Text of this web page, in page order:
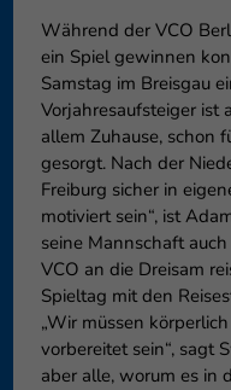
Während der VCO
ein Spiel gewinnen
Samstag im Breisgau
Vorjahresaufsteiger ist
allem Zuhause, schon
gesorgt. Nach der
Freiburg sicher in
motiviert sein“, ist
seine Mannschaft
VCO an die Dreisam
Spieltag mit den
„Wir müssen
vorbereitet sein“, sagt
aber alle, worum es in